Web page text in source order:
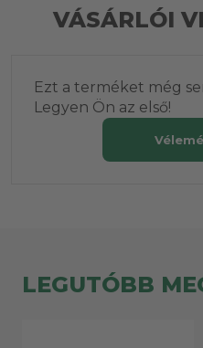
VÁSÁRLÓI
Ezt a terméket még
Legyen Ön az első!
LEGUTÓBB